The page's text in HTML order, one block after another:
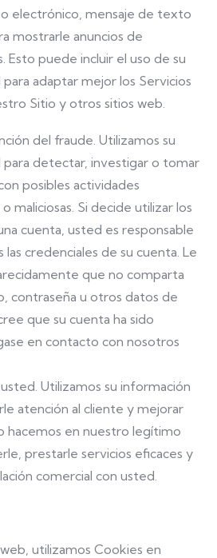
electrónico, mensaje de texto
mostrarle anuncios de
Esto puede incluir el uso de su
adaptar mejor los Servicios
Sitio y otros sitios web.
del fraude. Utilizamos su
para detectar, investigar o tomar
posibles actividades
maliciosas. Si decide utilizar los
cuenta, usted es responsable
credenciales de su cuenta. Le
que no comparta
contraseña u otros datos de
que su cuenta ha sido
en contacto con nosotros
Utilizamos su información
atención al cliente y mejorar
hacemos en nuestro legítimo
prestarle servicios eficaces y
comercial con usted.
utilizamos Cookies en